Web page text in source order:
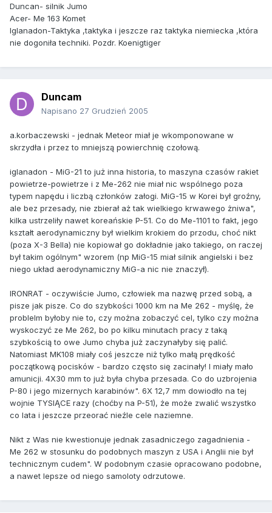
Duncan- silnik Jumo
Acer- Me 163 Komet
Iglanadon-Taktyka ,taktyka i jeszcze raz taktyka niemiecka ,która
nie dogoniła techniki. Pozdr. Koenigtiger
Duncam
Napisano 27 Grudzień 2005
a.korbaczewski - jednak Meteor miał je wkomponowane w
skrzydła i przez to mniejszą powierchnię czołową.
iglanadon - MiG-21 to już inna historia, to maszyna czasów rakiet
powietrze-powietrze i z Me-262 nie miał nic wspólnego poza
typem napędu i liczbą członków załogi. MiG-15 w Korei był groźny,
ale bez przesady, nie zbierał aż tak wielkiego krwawego żniwa",
kilka ustrzeliły nawet koreańskie P-51. Co do Me-1101 to fakt, jego
kształt aerodynamiczny był wielkim krokiem do przodu, choć nikt
(poza X-3 Bella) nie kopiował go dokładnie jako takiego, on raczej
był takim ogólnym" wzorem (np MiG-15 miał silnik angielski i bez
niego układ aerodynamiczny MiG-a nic nie znaczył).
IRONRAT - oczywiście Jumo, człowiek ma nazwę przed sobą, a
pisze jak pisze. Co do szybkości 1000 km na Me 262 - myślę, że
problelm byłoby nie to, czy można zobaczyć cel, tylko czy można
wyskoczyć ze Me 262, bo po kilku minutach pracy z taką
szybkością to owe Jumo chyba już zaczynałyby się palić.
Natomiast MK108 miały coś jeszcze niż tylko małą prędkość
początkową pocisków - bardzo często się zacinały! I miały mało
amunicji. 4X30 mm to już była chyba przesada. Co do uzbrojenia
P-80 i jego mizernych karabinów". 6X 12,7 mm dowiodło na tej
wojnie TYSIĄCE razy (choćby na P-51), że może zwalić wszystko
co lata i jeszcze przeorać nieźle cele naziemne.
Nikt z Was nie kwestionuje jednak zasadniczego zagadnienia -
Me 262 w stosunku do podobnych maszyn z USA i Anglii nie był
technicznym cudem". W podobnym czasie opracowano podobne,
a nawet lepsze od niego samoloty odrzutowe.